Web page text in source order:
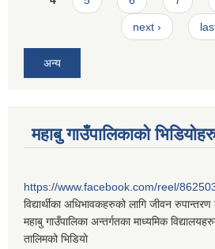
next ›
अन्य
महाबु गाउँपालिकाको
https://www.facebook.com/reel/
विद्यार्थीका अधिभावकहरुको लागि जीवन रुपान्तरण
महाबु गाउँपालिका अन्तर्गतका माध्यमिक
तालिमको भिडियो